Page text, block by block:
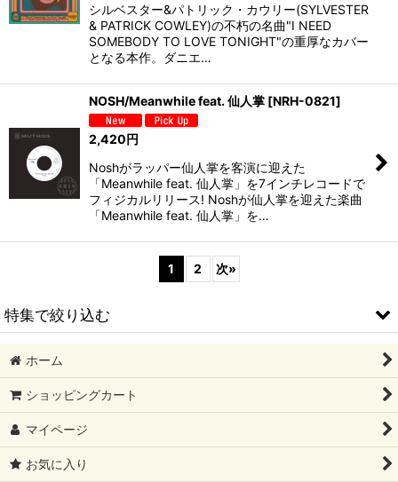
シルベスター&パトリック・カウリー(SYLVESTER
& PATRICK COWLEY)の不朽の名曲"I NEED
SOMEBODY TO LOVE TONIGHT"の重厚なカバー
となる本作。ダニエ…
NOSH/Meanwhile feat. 仙人掌 [NRH-0821]
2,420円
Noshがラッパー仙人掌を客演に迎えた
「Meanwhile feat. 仙人掌」を7インチレコードで
フィジカルリリース! Noshが仙人掌を迎えた楽曲
「Meanwhile feat. 仙人掌」を…
1 2 次»
特集で絞り込む
2026/08 新譜
2026/07 新譜
2026/06 新譜
ホーム
ショッピングカート
マイページ
お気に入り